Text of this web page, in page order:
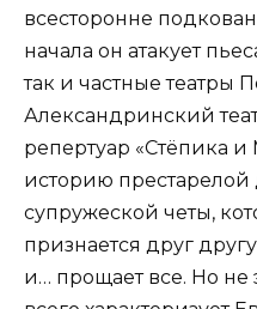
всесторонне
начала он атакует
так и частные театры
Александринский
репертуар «Стёпика
историю
супружеской четы,
признается друг
и… прощает все. Но не